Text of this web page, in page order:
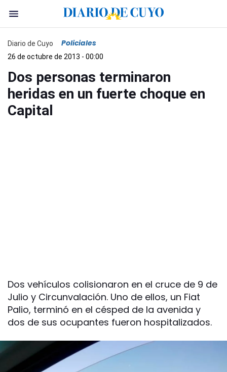
Diario de Cuyo Policiales
26 de octubre de 2013 - 00:00
Dos personas terminaron
heridas en un fuerte choque en
Capital
Dos vehículos colisionaron en el cruce de 9 de
Julio y Circunvalación. Uno de ellos, un Fiat
Palio, terminó en el césped de la avenida y
dos de sus ocupantes fueron hospitalizados.